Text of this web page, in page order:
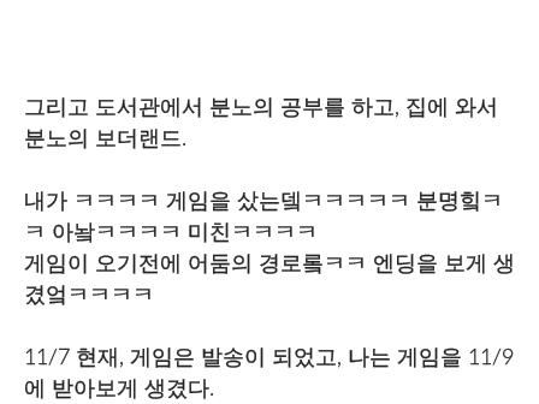
그리고 도서관에서 분노의 공부를 하고, 집에 와서
분노의 보더랜드.
내가 ㅋㅋㅋㅋ 게임을 샀는뎈ㅋㅋㅋㅋㅋ 분명힠ㅋ
ㅋ 아놬ㅋㅋㅋㅋ 미친ㅋㅋㅋㅋ
게임이 오기전에 어둠의 경로롴ㅋㅋ 엔딩을 보게 생
겼엌ㅋㅋㅋㅋ
11/7 현재, 게임은 발송이 되었고, 나는 게임을 11/9
에 받아보게 생겼다.